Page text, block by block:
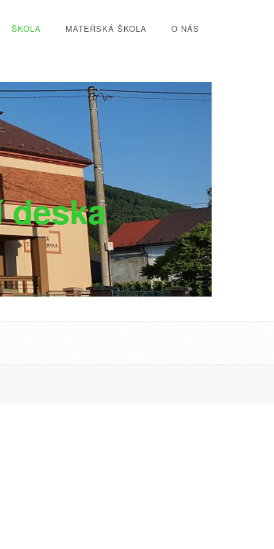
ŠKOLA MATEŘSKÁ ŠKOLA O NÁS
deska